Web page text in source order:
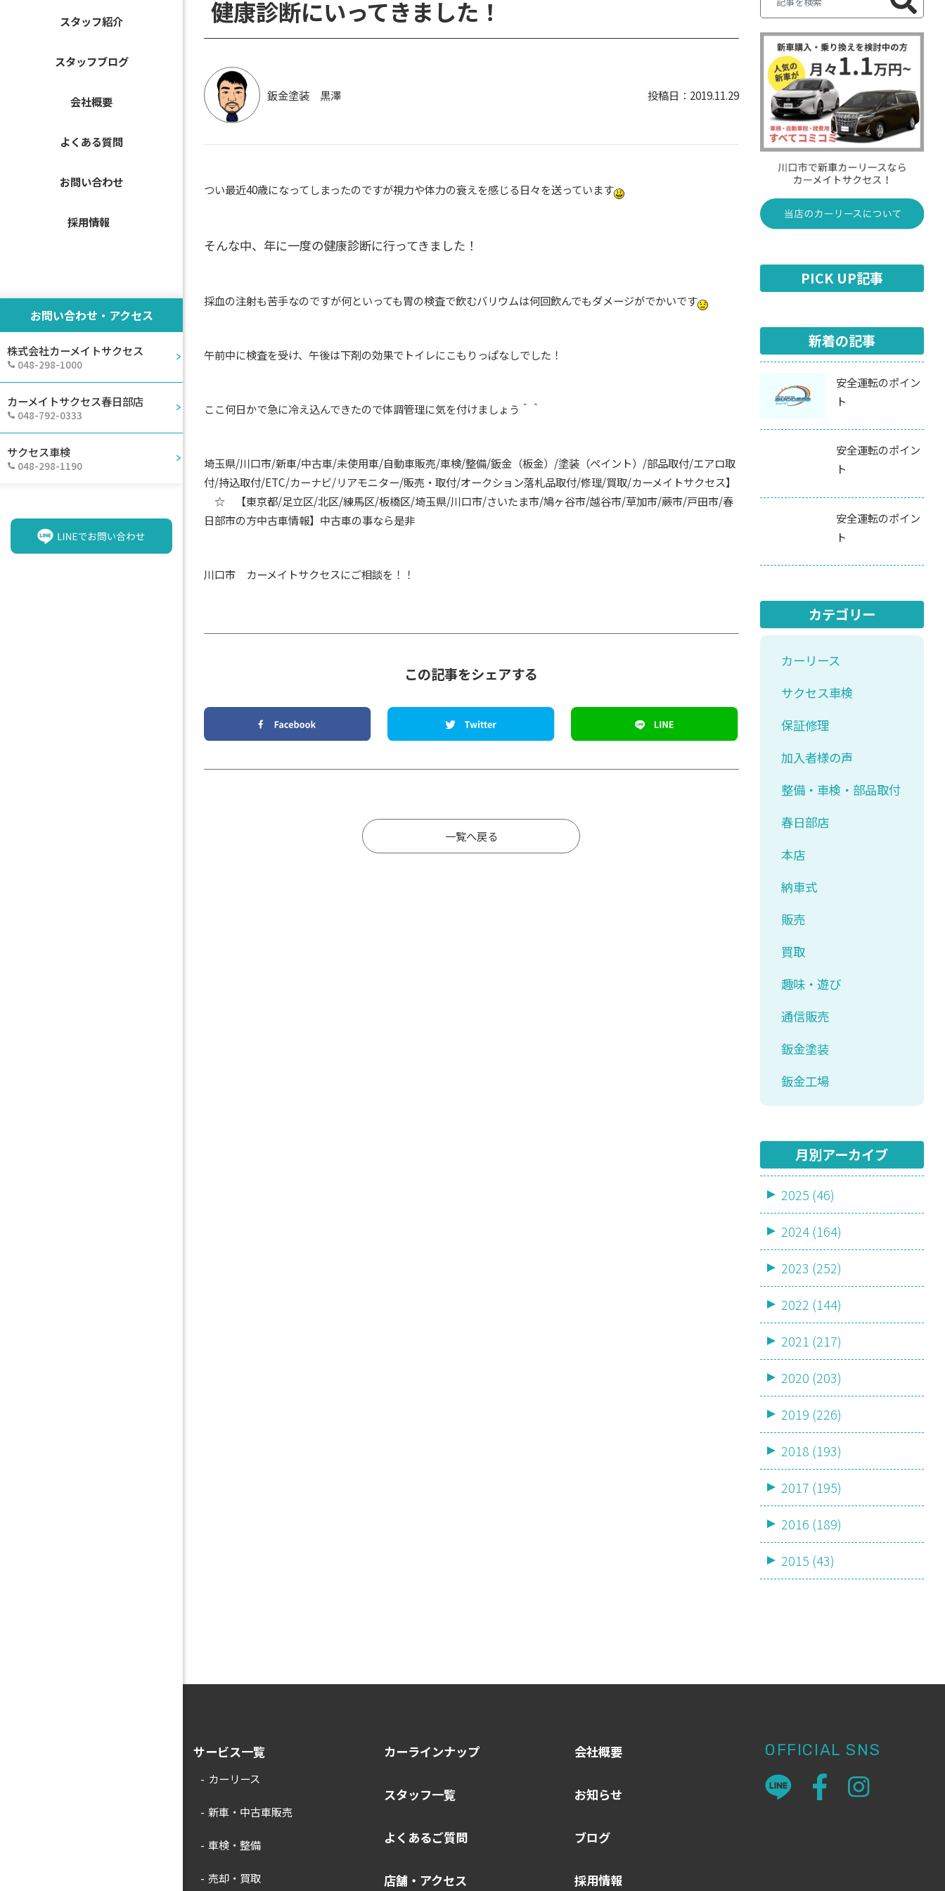
スタッフ紹介
スタッフブログ
会社概要
よくある質問
お問い合わせ
採用情報
お問い合わせ・アクセス
株式会社カーメイトサクセス
048-298-1000
カーメイトサクセス春日部店
048-792-0333
サクセス車検
048-298-1190
健康診断にいってきました！
鈑金塗装 黒澤 2019.11.29
つい最近40歳になってしまったのですが視力や体力の衰えを感じる日々を送っています
そんな中、年に一度の健康診断に行ってきました！
採血の注射も苦手なのですが何といっても胃の検査で飲むバリウムは何回飲んでもダメージがでかいです
午前中に検査を受け、午後は下剤の効果でトイレにこもりっぱなしでした！
ここ何日かで急に冷え込んできたので体調管理に気を付けましょう＾＾
埼玉県/川口市/新車/中古車/未使用車/自動車販売/車検/整備/鈑金（板金）/塗装（ペイント）/部品取付/エアロ取
付/持込取付/ETC/カーナビ/リアモニター/販売・取付/オークション落札品取付/修理/買取/カーメイトサクセス】
☆ 【東京都/足立区/北区/練馬区/板橋区/埼玉県/川口市/さいたま市/鳩ヶ谷市/越谷市/草加市/蕨市/戸田市/春
日部市の方中古車情報】中古車の事なら是非
川口市 カーメイトサクセスにご相談を！！
この記事をシェアする
一覧へ戻る
PICK UP記事
新着の記事
安全運転のポイン
ト
安全運転のポイン
ト
安全運転のポイン
ト
カテゴリー
カーリース
サクセス車検
保証修理
加入者様の声
整備・車検・部品取付
春日部店
本店
納車式
販売
買取
趣味・遊び
通信販売
鈑金塗装
鈑金工場
月別アーカイブ
2025 (46)
2024 (164)
2023 (252)
2022 (144)
2021 (217)
2020 (203)
2019 (226)
2018 (193)
2017 (195)
2016 (189)
2015 (43)
サービス一覧
カーリース
新車・中古車販売
車検・整備
売却・買取
カーラインナップ
スタッフ一覧
よくあるご質問
店舗・アクセス
会社概要
お知らせ
ブログ
採用情報
OFFICIAL SNS